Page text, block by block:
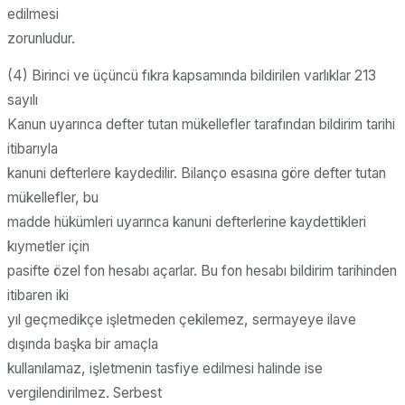
edilmesi
zorunludur.
(4) Birinci ve üçüncü fıkra kapsamında bildirilen varlıklar 213
sayılı
Kanun uyarınca defter tutan mükellefler tarafından bildirim tarihi
itibarıyla
kanuni defterlere kaydedilir. Bilanço esasına göre defter tutan
mükellefler, bu
madde hükümleri uyarınca kanuni defterlerine kaydettikleri
kıymetler için
pasifte özel fon hesabı açarlar. Bu fon hesabı bildirim tarihinden
itibaren iki
yıl geçmedikçe işletmeden çekilemez, sermayeye ilave
dışında başka bir amaçla
kullanılamaz, işletmenin tasfiye edilmesi halinde ise
vergilendirilmez. Serbest